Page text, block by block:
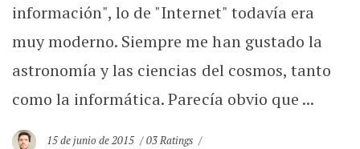
información", lo de "Internet" todavía era
muy moderno. Siempre me han gustado la
astronomía y las ciencias del cosmos, tanto
como la informática. Parecía obvio que ...
15 de junio de 2015
03 Ratings